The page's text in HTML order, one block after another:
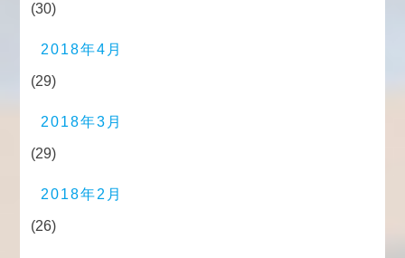
(30)
2018年4月
(29)
2018年3月
(29)
2018年2月
(26)